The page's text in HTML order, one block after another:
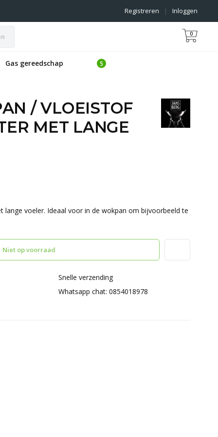
Inloggen
|
Registreren
0
Gas gereedschap
/ VLOEISTOF
MET LANGE
voeler. Ideaal voor in de wokpan om bijvoorbeeld te
Niet op voorraad
Snelle verzending
Whatsapp chat: 0854018978